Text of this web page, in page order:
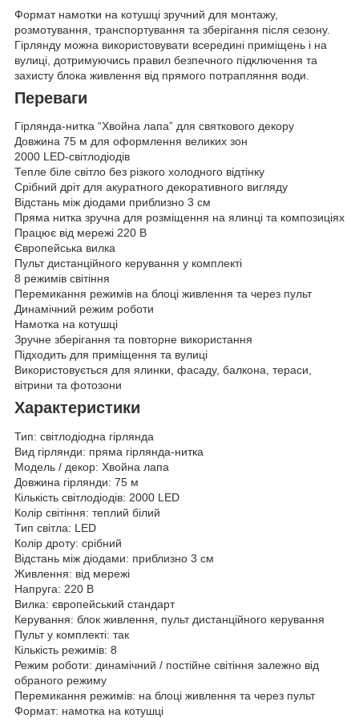
Формат намотки на котушці зручний для монтажу,
розмотування, транспортування та зберігання після сезону.
Гірлянду можна використовувати всередині приміщень і на
вулиці, дотримуючись правил безпечного підключення та
захисту блока живлення від прямого потрапляння води.
Переваги
Гірлянда-нитка “Хвойна лапа” для святкового декору
Довжина 75 м для оформлення великих зон
2000 LED-світлодіодів
Тепле біле світло без різкого холодного відтінку
Срібний дріт для акуратного декоративного вигляду
Відстань між діодами приблизно 3 см
Пряма нитка зручна для розміщення на ялинці та композиціях
Працює від мережі 220 В
Європейська вилка
Пульт дистанційного керування у комплекті
8 режимів світіння
Перемикання режимів на блоці живлення та через пульт
Динамічний режим роботи
Намотка на котушці
Зручне зберігання та повторне використання
Підходить для приміщення та вулиці
Використовується для ялинки, фасаду, балкона, тераси,
вітрини та фотозони
Характеристики
Тип: світлодіодна гірлянда
Вид гірлянди: пряма гірлянда-нитка
Модель / декор: Хвойна лапа
Довжина гірлянди: 75 м
Кількість світлодіодів: 2000 LED
Колір світіння: теплий білий
Тип світла: LED
Колір дроту: срібний
Відстань між діодами: приблизно 3 см
Живлення: від мережі
Напруга: 220 В
Вилка: європейський стандарт
Керування: блок живлення, пульт дистанційного керування
Пульт у комплекті: так
Кількість режимів: 8
Режим роботи: динамічний / постійне світіння залежно від
обраного режиму
Перемикання режимів: на блоці живлення та через пульт
Формат: намотка на котушці